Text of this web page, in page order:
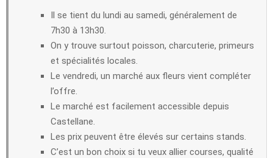
Il se tient du lundi au samedi, généralement de
7h30 à 13h30.
On y trouve surtout poisson, charcuterie, primeurs
et spécialités locales.
Le vendredi, un marché aux fleurs vient compléter
l’offre.
Le marché est facilement accessible depuis
Castellane.
Les prix peuvent être élevés sur certains stands.
C’est un bon choix si tu veux allier courses, qualité